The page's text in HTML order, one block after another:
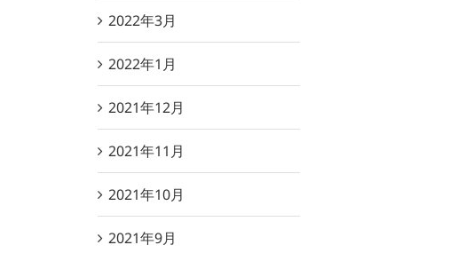
2022年3月
2022年1月
2021年12月
2021年11月
2021年10月
2021年9月